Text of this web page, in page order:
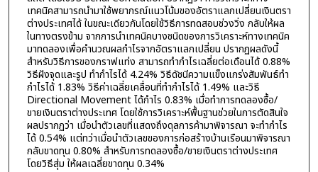
เทคนิคสามารถนำมาใช้พยากรณ์แนวโน้มของอัตราแลกเปลี่ยนเงินตรา
ต่างประเทศได้ ในขณะเดียวกันโดยใช้วิธีการทดสอบช่วงวิ่ง กลับให้ผล
ในทางตรงข้าม จากการนำเทคนิคบางชนิดของการวิเคราะห์ทางเทคนิค
มาทดลองเพื่อคำนวณผลกำไรจากอัตราแลกเปลี่ยน ปรากฏผลดังนี้
สำหรับวิธีการของกราฟแท่ง สามารถทำกำไรเฉลี่ยต่อเดือนได้ 0.88%
วิธีฝังจุดและรูป ทำกำไรได้ 4.24% วิธีดัชนีความแข็งแกร่งสัมพันธ์ทำ
กำไรได้ 1.83% วิธีค่าเฉลี่ยเคลื่อนที่ทำกำไรได้ 1.49% และวิธี
Directional Movement ได้กำไร 0.83% เมื่อทำการทดลองซื้อ/
ขายเงินตราต่างประเทศ โดยใช้การวิเคราะห์พื้นฐานช่วยในการตัดสินใจ
ผลปรากฏว่า เมื่อนำตัวเลขที่แสดงถึงดุลการค้ามาพิจารณา จะทำกำไร
ได้ 0.54% แต่ทว่าเมื่อนำตัวเลขของการก่อสร้างบ้านเรือนมาพิจารณา
กลับขาดทุน 0.80% สำหรับการทดลองซื้อ/ขายเงินตราต่างประเทศ
โดยวิธีสุ่ม ให้ผลเฉลี่ยขาดทุน 0.34%